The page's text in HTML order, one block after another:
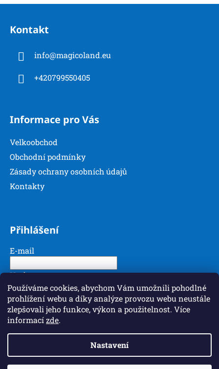
Používáme cookies, abychom Vám umožnili pohodlné
prohlížení webu a díky analýze provozu webu neustále
zlepšovali jeho funkce, výkon a použitelnost. Více
informacízde.
Nastavení
Kontakt
info@magicoland.eu
+420799550405
Informace pro Vás
Velkoobchod
Obchodní podmínky
Zásady ochrany osobních údajů
Kontakty
Přihlášení
E-mail
Heslo
PŘIHLÁSIT SE
Nová registrace